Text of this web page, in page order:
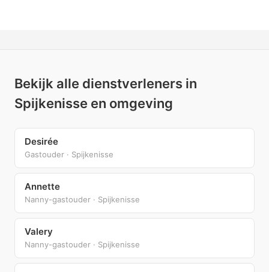
Bekijk alle dienstverleners in
Spijkenisse en omgeving
Desirée
Gastouder · Spijkenisse
Annette
Nanny-gastouder · Spijkenisse
Valery
Nanny-gastouder · Spijkenisse